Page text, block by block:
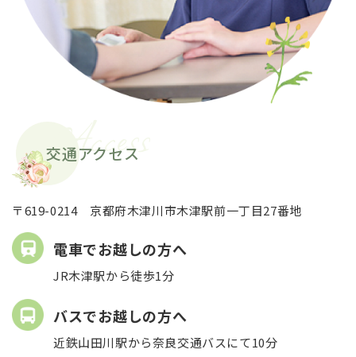
交通アクセス
Access
〒619-0214 京都府木津川市木津駅前一丁目27番地
電車でお越しの方へ
JR木津駅から徒歩1分
バスでお越しの方へ
近鉄山田川駅から奈良交通バスにて10分